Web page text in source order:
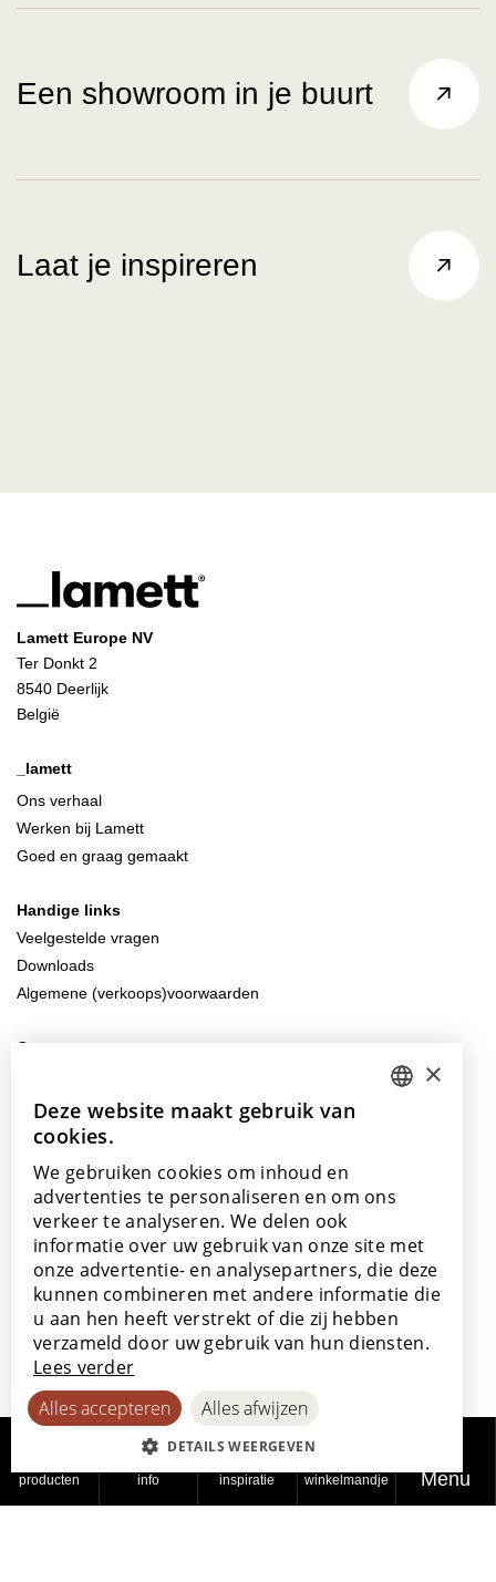
producten info inspiratie winkelmandje Menu
Een showroom in je buurt
Laat je inspireren
Lamett Europe NV
Ter Donkt 2
8540 Deerlijk
België
_lamett
Ons verhaal
Werken bij Lamett
Goed en graag gemaakt
Handige links
Veelgestelde vragen
Downloads
Algemene (verkoops)voorwaarden
Contacteer ons
+32 56 77 45 15
Onze showroom
Onze verkooppunten
Met de steun van
© 2026
Privacy
Cookiebeleid Toegankelijkheidsverklaring
GERMAN
SPANISH
×
Deze website maakt gebruik van
cookies.
We gebruiken cookies om inhoud en
advertenties te personaliseren en om ons
verkeer te analyseren. We delen ook
informatie over uw gebruik van onze site met
onze advertentie- en analysepartners, die deze
kunnen combineren met andere informatie die
u aan hen heeft verstrekt of die zij hebben
verzameld door uw gebruik van hun diensten.
Lees verder
Alles accepteren
Alles afwijzen
DETAILS WEERGEVEN